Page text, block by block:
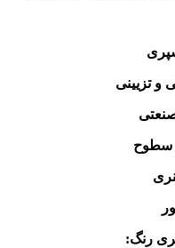
و تزیینی
سطوح
رنگ: